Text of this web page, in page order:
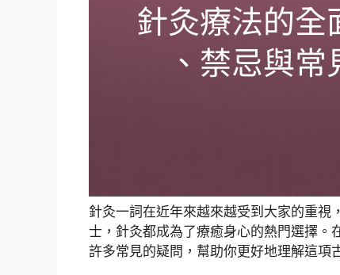
針灸一詞在近年來越來越受到大家的重視
士，針灸都成為了療癒身心的熱門選擇。
許多常見的疑問，幫助你更好地理解這項